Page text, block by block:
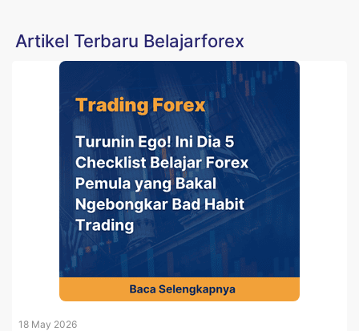
Artikel Terbaru Belajarforex
18 May 2026